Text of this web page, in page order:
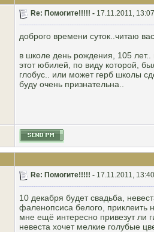
Re: Помогите!!!!! - 17.11.2011, 13:07
доброго времени суток..читаю
в школе день рождения, 105 лет..
этот юбилей, по виду которой,
глобус.. или может герб школы
буду очень признательна..
Re: Помогите!!!!! - 17.11.2011, 13:40
10 декабря будет свадьба,
фаленопсиса белого, приклеить
мне ещё интересно привезут ли
невеста хочет мелкие голубые